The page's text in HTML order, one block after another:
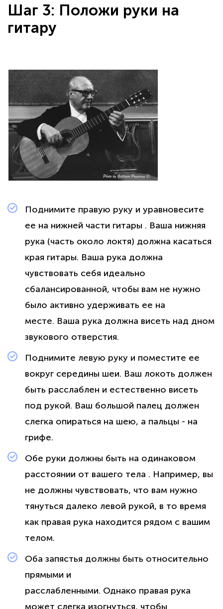
Шаг 3: Положи руки на
гитару
Поднимите правую руку и уравновесите
ее на нижней части гитары . Ваша нижняя
рука (часть около локтя) должна касаться
края гитары. Ваша рука должна
чувствовать себя идеально
сбалансированной, чтобы вам не нужно
было активно удерживать ее на
месте. Ваша рука должна висеть над дном
звукового отверстия.
Поднимите левую руку и поместите ее
вокруг середины шеи. Ваш локоть должен
быть расслаблен и естественно висеть
под рукой. Ваш большой палец должен
слегка опираться на шею, а пальцы - на
грифе.
Обе руки должны быть на одинаковом
расстоянии от вашего тела . Например, вы
не должны чувствовать, что вам нужно
тянуться далеко левой рукой, в то время
как правая рука находится рядом с вашим
телом.
Оба запястья должны быть относительно
прямыми и
расслабленными. Однако правая рука
может слегка изогнуться, чтобы